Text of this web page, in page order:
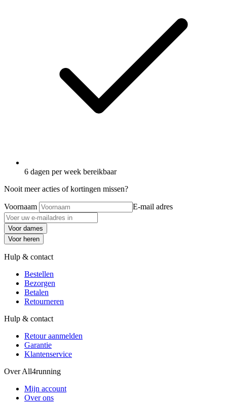
6 dagen per week bereikbaar
Nooit meer acties of kortingen missen?
Voornaam E-mail adres
Voor dames
Voor heren
Hulp & contact
Bestellen
Bezorgen
Betalen
Retourneren
Hulp & contact
Retour aanmelden
Garantie
Klantenservice
Over All4running
Mijn account
Over ons